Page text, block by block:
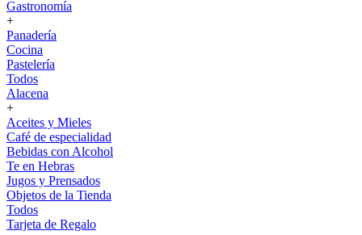
Gastronomía
+
Panadería
Cocina
Pastelería
Todos
Alacena
+
Aceites y Mieles
Café de especialidad
Bebidas con Alcohol
Te en Hebras
Jugos y Prensados
Objetos de la Tienda
Todos
Tarjeta de Regalo